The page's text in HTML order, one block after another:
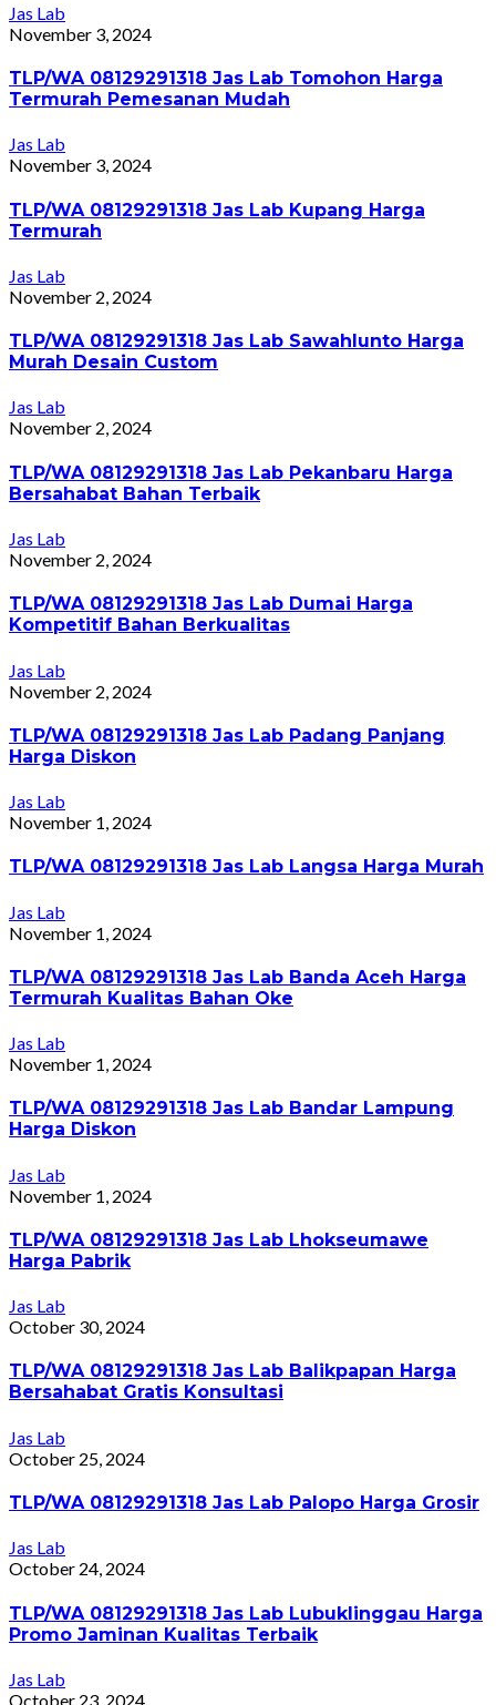
Jas Lab
November 3, 2024
TLP/WA 08129291318 Jas Lab Tomohon Harga
Termurah Pemesanan Mudah
Jas Lab
November 3, 2024
TLP/WA 08129291318 Jas Lab Kupang Harga
Termurah
Jas Lab
November 2, 2024
TLP/WA 08129291318 Jas Lab Sawahlunto Harga
Murah Desain Custom
Jas Lab
November 2, 2024
TLP/WA 08129291318 Jas Lab Pekanbaru Harga
Bersahabat Bahan Terbaik
Jas Lab
November 2, 2024
TLP/WA 08129291318 Jas Lab Dumai Harga
Kompetitif Bahan Berkualitas
Jas Lab
November 2, 2024
TLP/WA 08129291318 Jas Lab Padang Panjang
Harga Diskon
Jas Lab
November 1, 2024
TLP/WA 08129291318 Jas Lab Langsa Harga Murah
Jas Lab
November 1, 2024
TLP/WA 08129291318 Jas Lab Banda Aceh Harga
Termurah Kualitas Bahan Oke
Jas Lab
November 1, 2024
TLP/WA 08129291318 Jas Lab Bandar Lampung
Harga Diskon
Jas Lab
November 1, 2024
TLP/WA 08129291318 Jas Lab Lhokseumawe
Harga Pabrik
Jas Lab
October 30, 2024
TLP/WA 08129291318 Jas Lab Balikpapan Harga
Bersahabat Gratis Konsultasi
Jas Lab
October 25, 2024
TLP/WA 08129291318 Jas Lab Palopo Harga Grosir
Jas Lab
October 24, 2024
TLP/WA 08129291318 Jas Lab Lubuklinggau Harga
Promo Jaminan Kualitas Terbaik
Jas Lab
October 23, 2024